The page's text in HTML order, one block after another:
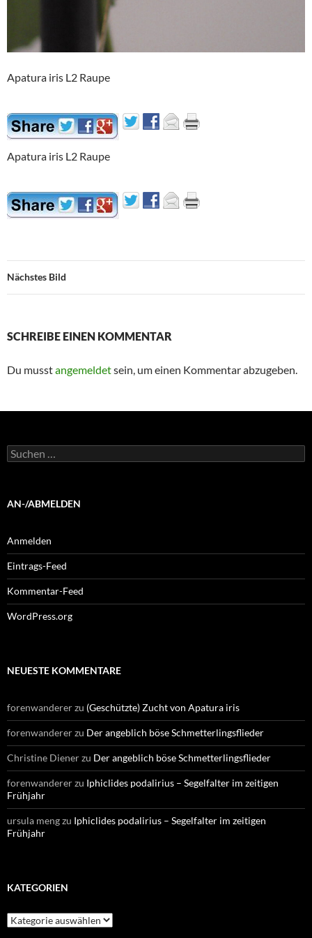
Apatura iris L2 Raupe
Apatura iris L2 Raupe
Nächstes Bild
SCHREIBE EINEN KOMMENTAR
Du musstangemeldetsein, um einen Kommentar abzugeben.
Suchen
nach:
AN-/ABMELDEN
Anmelden
Eintrags-Feed
Kommentar-Feed
WordPress.org
NEUESTE KOMMENTARE
forenwandererzu (Geschützte) Zucht von Apatura iris
forenwandererzu Der angeblich böse Schmetterlingsflieder
Christine Dienerzu Der angeblich böse Schmetterlingsflieder
forenwandererzu Iphiclides podalirius – Segelfalter im zeitigen
Frühjahr
ursula mengzu Iphiclides podalirius – Segelfalter im zeitigen
Frühjahr
KATEGORIEN
Kategorien